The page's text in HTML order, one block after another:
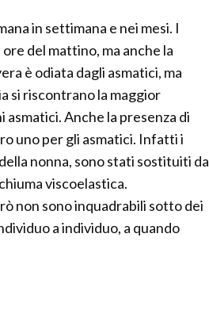
in settimana e nei mesi. I
del mattino, ma anche la
è odiata dagli asmatici, ma
si riscontrano la maggior
Anche la presenza di
uno per gli asmatici. Infatti i
nonna, sono stati sostituiti da
viscoelastica.
non sono inquadrabili sotto dei
a individuo, a quando